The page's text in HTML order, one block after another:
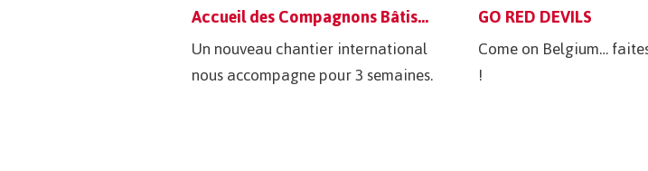
Accueil des Compagnons Bâtisseurs
Un nouveau chantier international
nous accompagne pour 3 semaines.
GO RED DEVILS
Come on Belgium…
!